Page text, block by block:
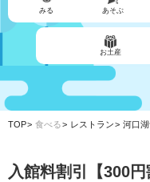
みる あそぶ
お土産
TOP 食べる レストラン 河口
入館料割引【300円